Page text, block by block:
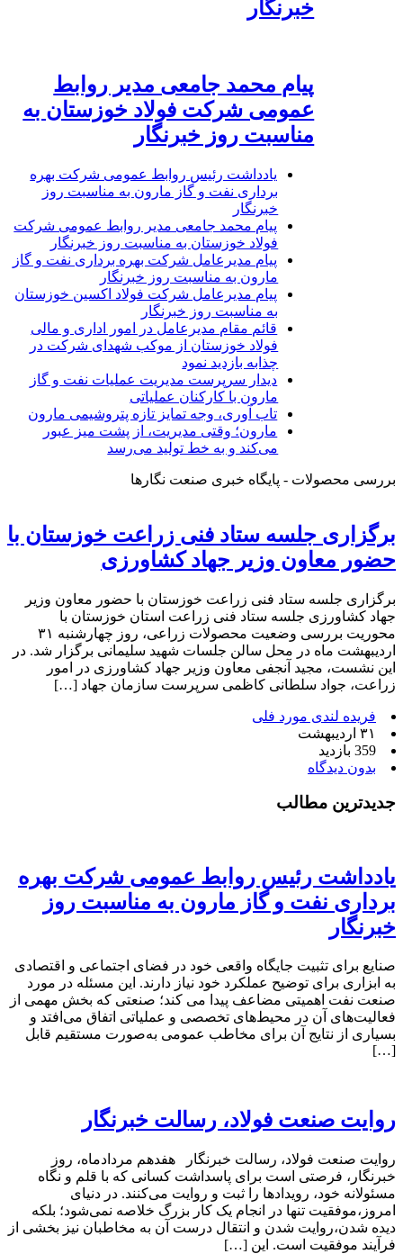
خبرنگار
پیام محمد جامعی مدیر روابط
عمومی شرکت فولاد خوزستان به
مناسبت روز خبرنگار
یادداشت رئیس روابط عمومی شرکت بهره
برداری نفت و گاز مارون به مناسبت روز
خبرنگار
پیام محمد جامعی مدیر روابط عمومی شرکت
فولاد خوزستان به مناسبت روز خبرنگار
پیام مدیرعامل شرکت بهره برداری نفت و گاز
مارون به مناسبت روز خبرنگار
پیام مدیرعامل شرکت فولاد اکسین خوزستان
به مناسبت روز خبرنگار
قائم مقام مدیرعامل در امور اداری و مالی
فولاد خوزستان از موکب شهدای شرکت در
چذابه بازدید نمود
دیدار سرپرست مدیریت عملیات نفت و گاز
مارون با کارکنان عملیاتی
تاب آوری، وجه تمایز تازه پتروشیمی مارون
مارون؛ وقتی مدیریت، از پشت میز عبور
می‌کند و به خط تولید می‌رسد
بررسی محصولات - پایگاه خبری صنعت نگارها
برگزاری جلسه ستاد فنی زراعت خوزستان با
حضور معاون وزیر جهاد کشاورزی
برگزاری جلسه ستاد فنی زراعت خوزستان با حضور معاون وزیر
جهاد کشاورزی جلسه ستاد فنی زراعت استان خوزستان با
محوریت بررسی وضعیت محصولات زراعی، روز چهارشنبه ۳۱
اردیبهشت‌ ماه در محل سالن جلسات شهید سلیمانی برگزار شد. در
این نشست، مجید آنجفی معاون وزیر جهاد کشاورزی در امور
زراعت، جواد سلطانی کاظمی سرپرست سازمان جهاد […]
فریده لندی مورد فلی
۳۱ اردیبهشت
359 بازدید
بدون دیدگاه
جدیدترین مطالب
یادداشت رئیس روابط عمومی شرکت بهره
برداری نفت و گاز مارون به مناسبت روز
خبرنگار
صنایع برای تثبیت جایگاه واقعی خود در فضای اجتماعی و اقتصادی
به ابزاری برای توضیح عملکرد خود نیاز دارند. این مسئله در مورد
صنعت نفت اهمیتی مضاعف پیدا می کند؛ صنعتی که بخش مهمی از
فعالیت‌های آن در محیط‌های تخصصی و عملیاتی اتفاق می‌افتد و
بسیاری از نتایج آن برای مخاطب عمومی به‌صورت مستقیم قابل
[…]
روایت صنعت فولاد،‌ رسالت خبرنگار
روایت صنعت فولاد،‌ رسالت خبرنگار هفدهم مردادماه، روز
خبرنگار، فرصتی است برای پاسداشت کسانی که با قلم و نگاه
مسئولانه خود، رویدادها را ثبت و روایت می‌کنند. در دنیای
امروز،موفقیت تنها در انجام یک کار بزرگ خلاصه نمی‌شود؛ بلکه
دیده شدن،روایت شدن و انتقال درست آن به مخاطبان نیز بخشی از
فرآیند موفقیت است. این […]